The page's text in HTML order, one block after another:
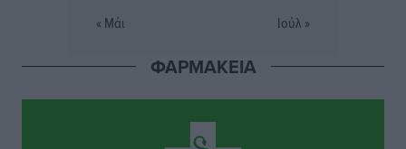
Αθλητικά• πριν 15 ώρες
« Μάι Ιούλ »
ΦΑΡΜΑΚΕΙΑ